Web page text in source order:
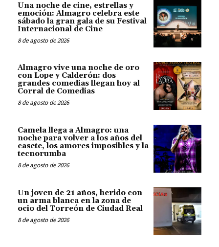
Una noche de cine, estrellas y
emoción: Almagro celebra este
sábado la gran gala de su Festival
Internacional de Cine
8 de agosto de 2026
Almagro vive una noche de oro
con Lope y Calderón: dos
grandes comedias llegan hoy al
Corral de Comedias
8 de agosto de 2026
Camela llega a Almagro: una
noche para volver a los años del
casete, los amores imposibles y la
tecnorumba
8 de agosto de 2026
Un joven de 21 años, herido con
un arma blanca en la zona de
ocio del Torreón de Ciudad Real
8 de agosto de 2026